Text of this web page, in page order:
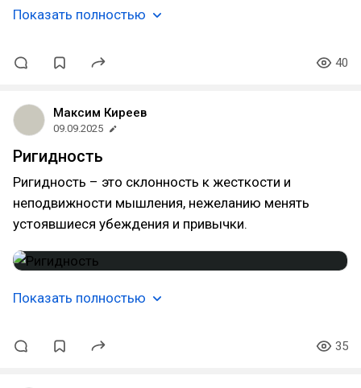
Показать полностью
40
Максим Киреев
09.09.2025
Ригидность
Ригидность – это склонность к жесткости и
неподвижности мышления, нежеланию менять
устоявшиеся убеждения и привычки.
Показать полностью
35